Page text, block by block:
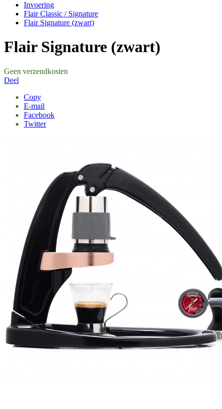
Invoering
Flair Classic / Signature
Flair Signature (zwart)
Flair Signature (zwart)
Geen verzendkosten
Deel
Copy
E-mail
Facebook
Twitter